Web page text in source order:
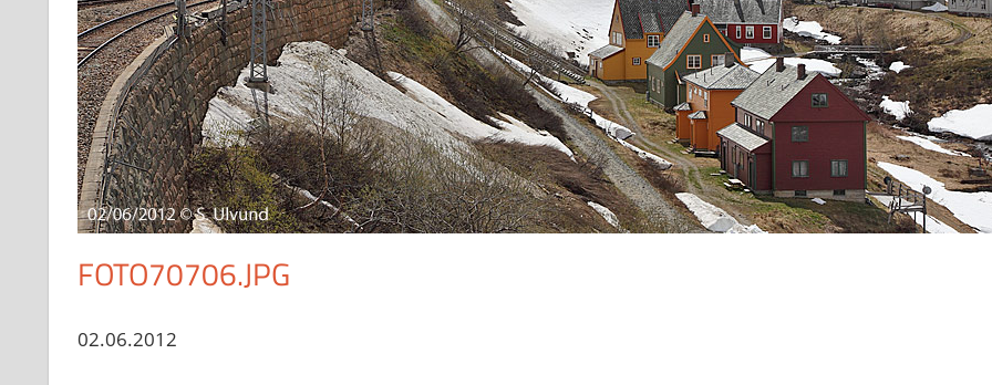
FOTO70706.JPG
02.06.2012